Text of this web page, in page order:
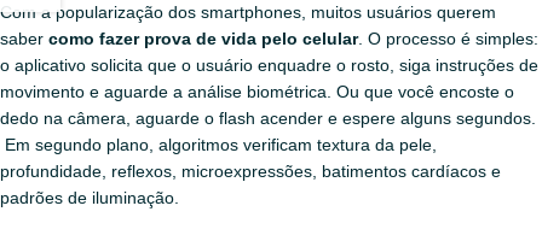
Com a popularização dos smartphones, muitos usuários querem
saber como fazer prova de vida pelo celular. O processo é simples:
o aplicativo solicita que o usuário enquadre o rosto, siga instruções de
movimento e aguarde a análise biométrica. Ou que você encoste o
dedo na câmera, aguarde o flash acender e espere alguns segundos.
Em segundo plano, algoritmos verificam textura da pele,
profundidade, reflexos, microexpressões, batimentos cardíacos e
padrões de iluminação.